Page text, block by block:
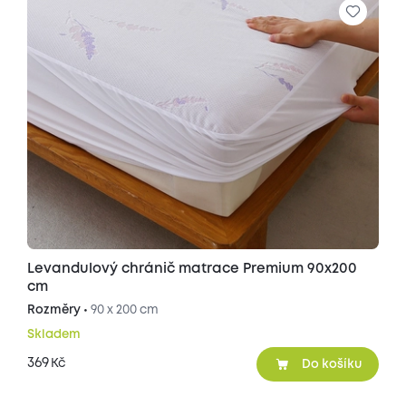
Levandulový chránič matrace Premium 90x200
cm
Rozměry • 90 x 200 cm
Skladem
369 Kč Do košíku